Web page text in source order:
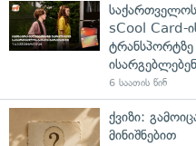
sCool Card-
ისარგებლებენ
6 საათის წინ
ქვიზი:
მინიშნებით